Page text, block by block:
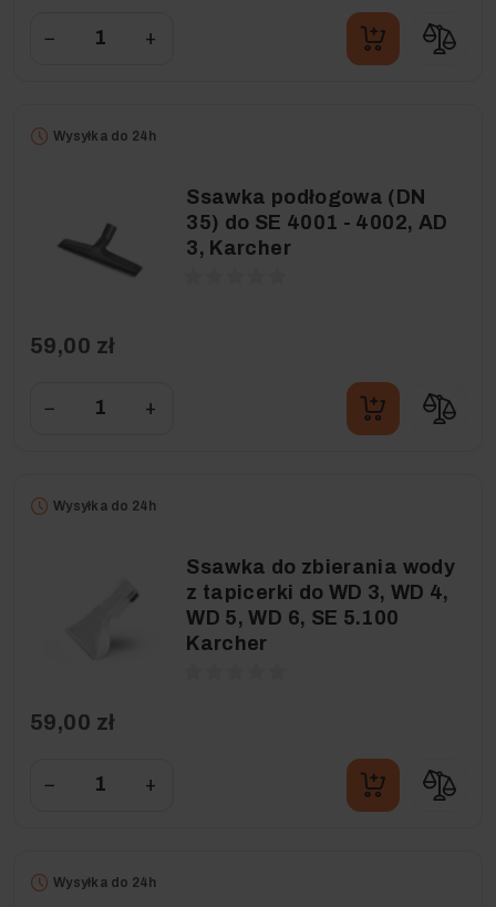
− +
Wysyłka do 24h
Ssawka podłogowa (DN
35) do SE 4001 - 4002, AD
3, Karcher
59,00 zł
− +
Wysyłka do 24h
Ssawka do zbierania wody
z tapicerki do WD 3, WD 4,
WD 5, WD 6, SE 5.100
Karcher
59,00 zł
− +
Wysyłka do 24h